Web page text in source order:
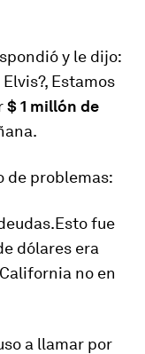
y le dijo:
Estamos
$ 1 millón de
de problemas:
fue
dólares era
no en
a llamar por